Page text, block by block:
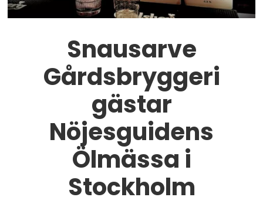
Snausarve
Gårdsbryggeri
gästar
Nöjesguidens
Ölmässa i
Stockholm